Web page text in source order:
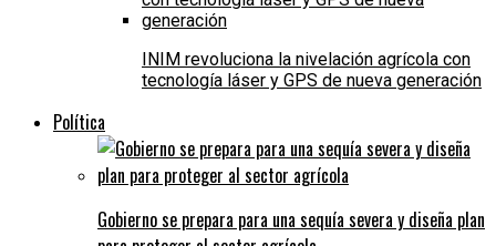
INIM revoluciona la nivelación agrícola con
tecnología láser y GPS de nueva generación
Política
Gobierno se prepara para una sequía severa y diseña plan